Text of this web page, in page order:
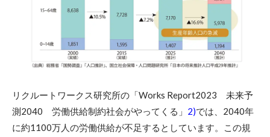
リクルートワークス研究所の「Works Report2023 未来予
測2040 労働供給制約社会がやってくる」 2)では、2040年
に約1100万人の労働供給が不足するとしています。この規